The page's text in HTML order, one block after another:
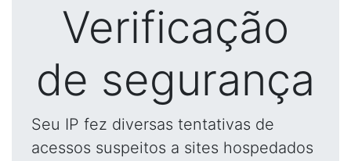
Verificação
de segurança
Seu IP fez diversas tentativas de
acessos suspeitos a sites hospedados